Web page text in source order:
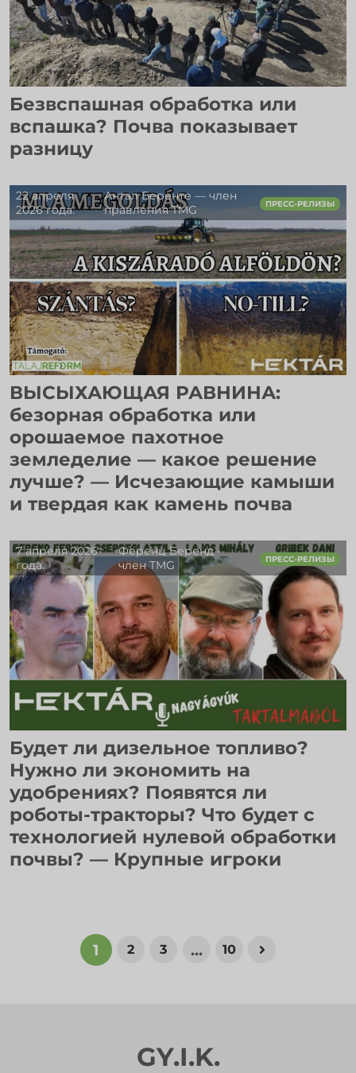
Безвспашная обработка или
вспашка? Почва показывает
разницу
22 апреля
2026 года.
Антал Беренте — член
правления TMG
ПРЕСС-РЕЛИЗЫ
ВЫСЫХАЮЩАЯ РАВНИНА:
безорная обработка или
орошаемое пахотное
земледелие — какое решение
лучше? — Исчезающие камыши
и твердая как камень почва
7 апреля 2026
года.
Ференц Беренд -
член TMG
ПРЕСС-РЕЛИЗЫ
Будет ли дизельное топливо?
Нужно ли экономить на
удобрениях? Появятся ли
роботы-тракторы? Что будет с
технологией нулевой обработки
почвы? — Крупные игроки
1 2 3 ... 10
GY.I.K.